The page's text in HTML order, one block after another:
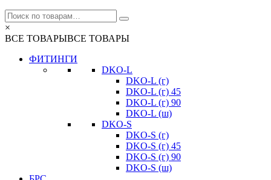
×
ВСЕ ТОВАРЫВСЕ ТОВАРЫ
ФИТИНГИ
DKO-L
DKO-L (г)
DKO-L (г) 45
DKO-L (г) 90
DKO-L (ш)
DKO-S
DKO-S (г)
DKO-S (г) 45
DKO-S (г) 90
DKO-S (ш)